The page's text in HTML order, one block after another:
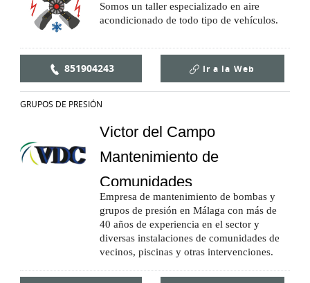
Somos un taller especializado en aire
acondicionado de todo tipo de vehículos.
851904243 Ir a la Web
GRUPOS DE PRESIÓN
Victor del Campo
Mantenimiento de
Comunidades
Empresa de mantenimiento de bombas y
grupos de presión en Málaga con más de
40 años de experiencia en el sector y
diversas instalaciones de comunidades de
vecinos, piscinas y otras intervenciones.